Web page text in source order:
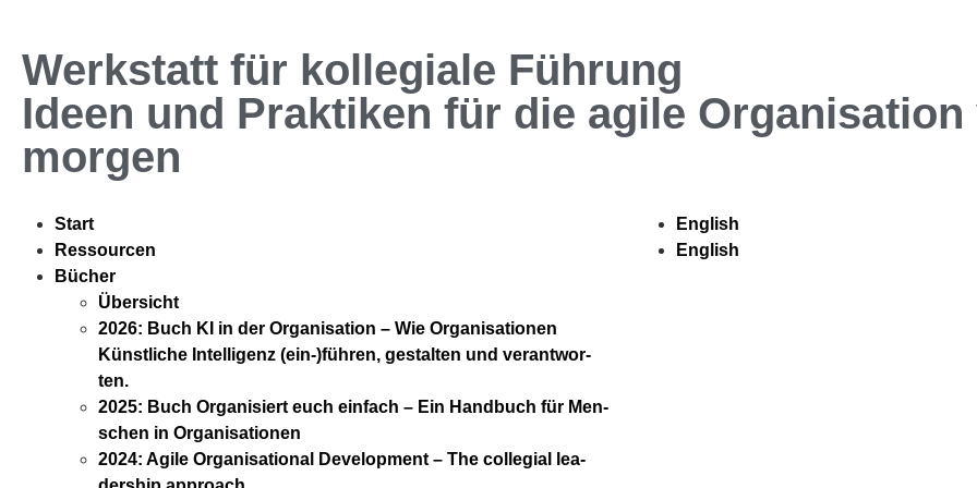
Werkstatt für kollegiale Führung
Ideen und Praktiken für die agile Organisation
morgen
Start
Res­sour­cen
Bücher
Über­sicht
2026: Buch KI in der Orga­ni­sa­ti­on – Wie Orga­ni­sa­tio­nen
Künst­li­che Intel­li­genz (ein-)führen, gestal­ten und ver­ant­wor­
ten.
2025: Buch Orga­ni­siert euch ein­fach – Ein Hand­buch für Men­
schen in Orga­ni­sa­tio­nen
2024: Agi­le Orga­ni­sa­tio­nal Deve­lo­p­ment – The col­le­gi­al lea­
Eng­lish
Eng­lish